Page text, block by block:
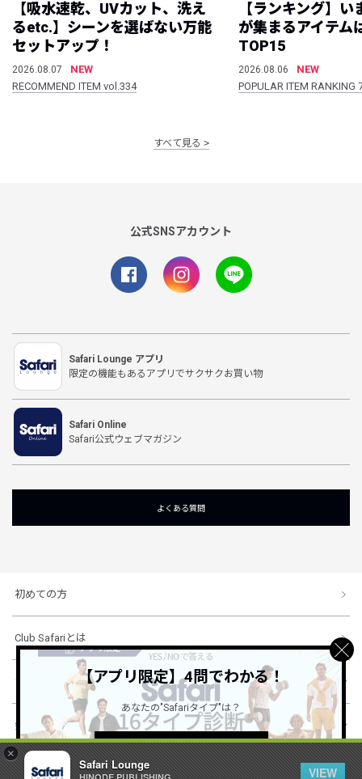
×
Safari Lounge
VIEW
【吸水速乾、UVカット、洗え
るetc.】シーンを選ばない万能
セットアップ！
2026.08.07
NEW
RECOMMEND ITEM vol.334
【ランキング】
が集まるアイテム
TOP15
2026.08.06
NEW
POPULAR ITEM
すべて見る
公式SNSアカウント
Safari Lounge アプリ
限定の機能もあるアプリでサクサクお買い物
Safari Online
Safari公式ウェブマガジン
よくある質問
初めての方
Club Safariとは
ショッピングガイド
会社概要・規約
【アプリ限定】4問でわかる！
あなたの"Safariタイプ"は？
詳しくはこちら ＞